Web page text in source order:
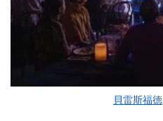
貝雷斯福德